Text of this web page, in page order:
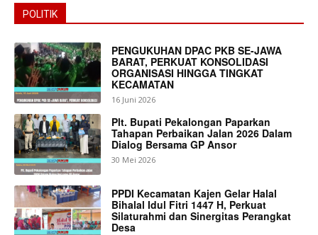
POLITIK
PENGUKUHAN DPAC PKB SE-JAWA
BARAT, PERKUAT KONSOLIDASI
ORGANISASI HINGGA TINGKAT
KECAMATAN
16 Juni 2026
Plt. Bupati Pekalongan Paparkan
Tahapan Perbaikan Jalan 2026 Dalam
Dialog Bersama GP Ansor
30 Mei 2026
PPDI Kecamatan Kajen Gelar Halal
Bihalal Idul Fitri 1447 H, Perkuat
Silaturahmi dan Sinergitas Perangkat
Desa